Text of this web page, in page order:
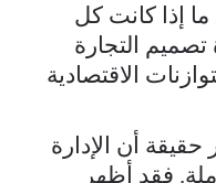
إذا كانت كل
التجارة
الاقتصادية
أن الإدارة
فقد أظهر